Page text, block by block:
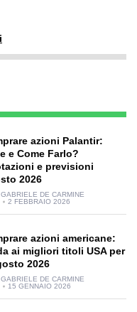
azioni Palantir:
e Come Farlo?
e previsioni
2026
GABRIELE DE CARMINE
2 FEBBRAIO 2026
azioni americane:
ai migliori titoli USA per
2026
GABRIELE DE CARMINE
15 GENNAIO 2026